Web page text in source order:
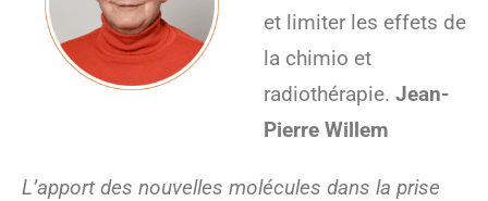
et limiter les effets de
la chimio et
radiothérapie. Jean-
Pierre Willem
L’apport des nouvelles molécules dans la prise